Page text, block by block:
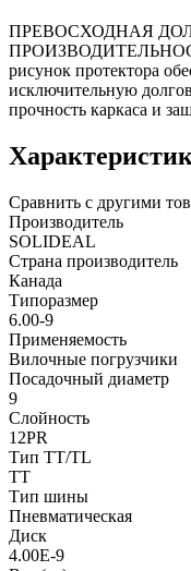
ПРЕВОСХОДНАЯ
рисунок протектора
исключительную
прочность каркаса и
Сравнить с другими
Производитель
SOLIDEAL
Страна производитель
Канада
Типоразмер
6.00-9
Применяемость
Вилочные погрузчики
Посадочный диаметр
9
Слойность
12PR
Тип TT/TL
TT
Тип шины
Пневматическая
Диск
4.00E-9